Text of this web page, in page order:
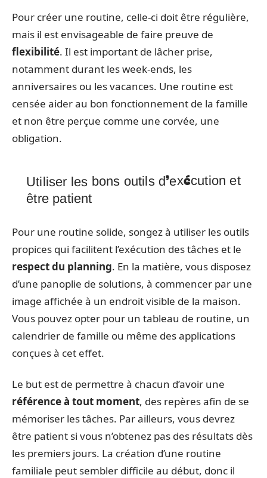
Pour créer une routine, celle-ci doit être régulière,
mais il est envisageable de faire preuve de
flexibilité. Il est important de lâcher prise,
notamment durant les week-ends, les
anniversaires ou les vacances. Une routine est
censée aider au bon fonctionnement de la famille
et non être perçue comme une corvée, une
obligation.
Utiliser les bons outils d’exécution et
être patient
Pour une routine solide, songez à utiliser les outils
propices qui facilitent l’exécution des tâches et le
respect du planning. En la matière, vous disposez
d’une panoplie de solutions, à commencer par une
image affichée à un endroit visible de la maison.
Vous pouvez opter pour un tableau de routine, un
calendrier de famille ou même des applications
conçues à cet effet.
Le but est de permettre à chacun d’avoir une
référence à tout moment, des repères afin de se
mémoriser les tâches. Par ailleurs, vous devrez
être patient si vous n’obtenez pas des résultats dès
les premiers jours. La création d’une routine
familiale peut sembler difficile au début, donc il